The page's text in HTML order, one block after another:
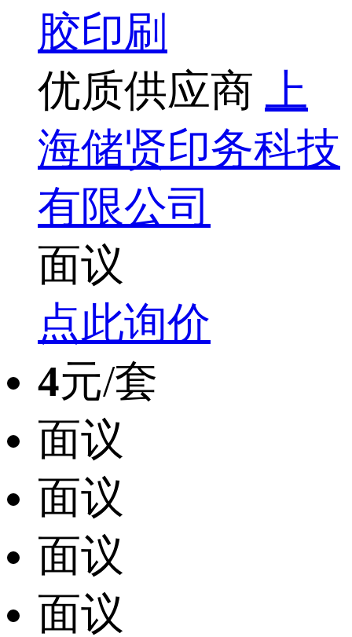
胶印刷
优质供应商 上
海储贤印务科技
有限公司
面议
点此询价
4元/套
面议
面议
面议
面议